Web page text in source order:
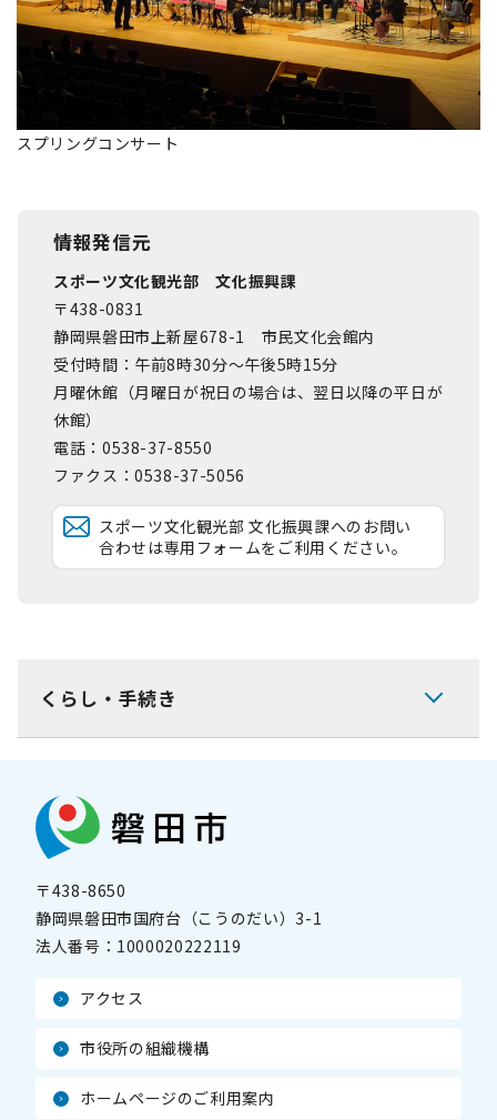
スプリングコンサート
情報発信元
スポーツ文化観光部 文化振興課
〒438-0831
静岡県磐田市上新屋678-1 市民文化会館内
受付時間：午前8時30分～午後5時15分
月曜休館（月曜日が祝日の場合は、翌日以降の平日が
休館）
電話：0538-37-8550
ファクス：0538-37-5056
スポーツ文化観光部 文化振興課へのお問い
合わせは専用フォームをご利用ください。
くらし・手続き
〒438-8650
静岡県磐田市国府台（こうのだい）3-1
法人番号： 1000020222119
アクセス
市役所の組織機構
ホームページのご利用案内